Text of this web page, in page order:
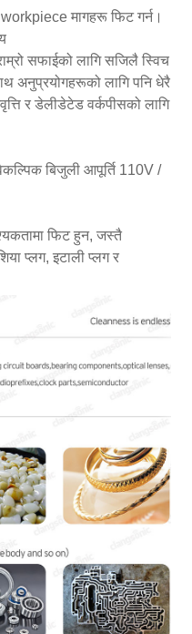
workpiece मागहरू फिट गर्न।
सफाईको लागि सजिलै स्विच
अनुप्रयोगहरूको लागि पनि धेरै
र डेलीडेटेड वर्कपीसको लागि
बिजुली आपूर्ति 110V /
फिट हुन, जस्तै
प्लग, इटाली प्लग र